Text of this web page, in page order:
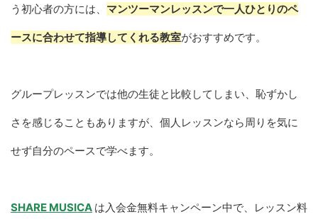
う初心者の方には、 マンツーマンレッスンで一人ひとりのペ
ースに合わせて指導してくれる教室がおすすめです。
グループレッスンでは他の生徒と比較してしまい、恥ずかし
さを感じることもありますが、個人レッスンなら周りを気に
せず自分のペースで学べます。
SHARE MUSICA は入会金無料キャンペーン中で、レッスン料